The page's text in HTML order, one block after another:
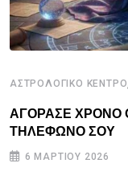
ΑΣΤΡΟΛΟΓΙΚΟ ΚΕΝΤΡΟ
ΑΓΟΡΑΣΕ ΧΡΟΝΟ
ΤΗΛΕΦΩΝΟ ΣΟΥ
6 ΜΑΡΤΊΟΥ 2026